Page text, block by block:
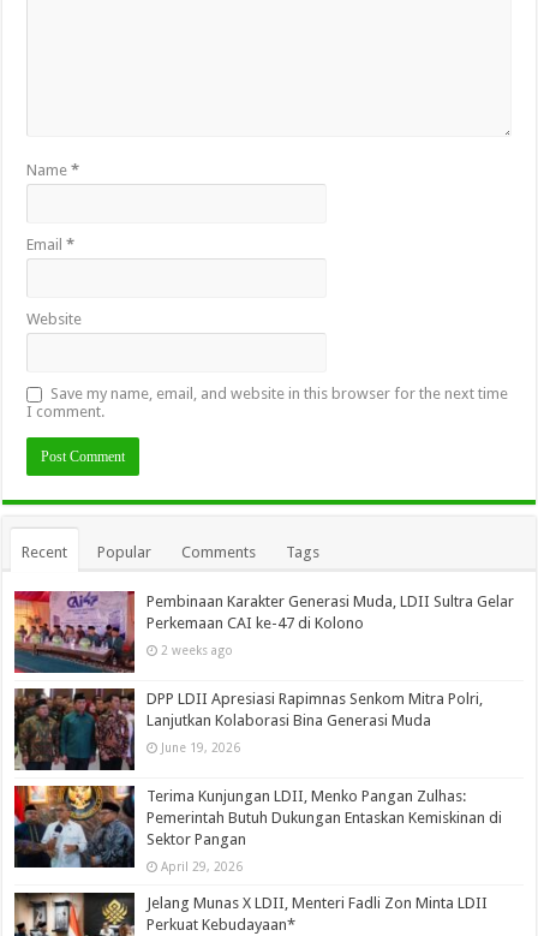
Name*
Email*
Website
Save my name, email, and website in this browser for the next time
I comment.
Recent Popular Comments Tags
Pembinaan Karakter Generasi Muda, LDII Sultra Gelar
Perkemaan CAI ke-47 di Kolono
2 weeks ago
DPP LDII Apresiasi Rapimnas Senkom Mitra Polri,
Lanjutkan Kolaborasi Bina Generasi Muda
June 19, 2026
Terima Kunjungan LDII, Menko Pangan Zulhas:
Pemerintah Butuh Dukungan Entaskan Kemiskinan di
Sektor Pangan
April 29, 2026
Jelang Munas X LDII, Menteri Fadli Zon Minta LDII
Perkuat Kebudayaan*